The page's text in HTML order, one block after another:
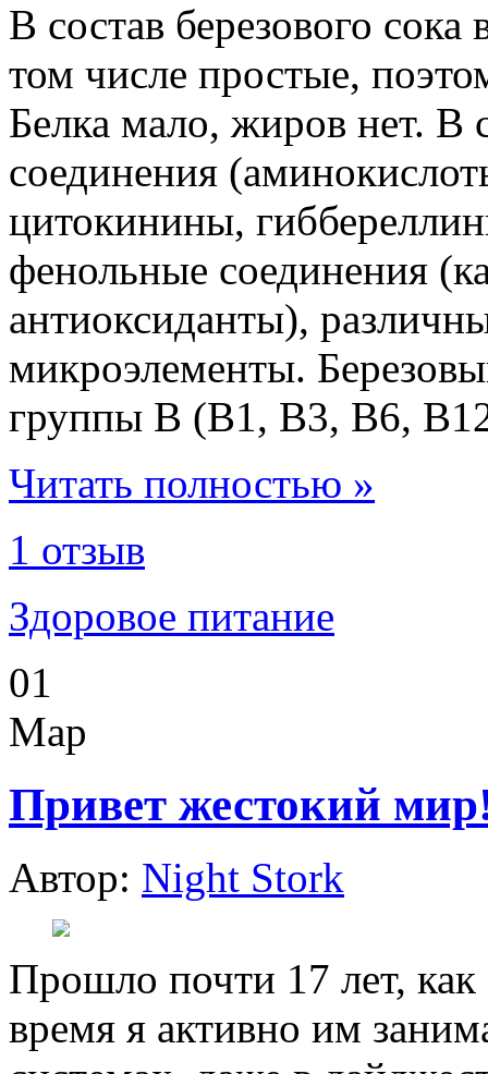
В состав березового
том числе простые,
Белка мало, жиров нет. В
соединения
цитокинины,
фенольные соединения
антиоксиданты),
микроэлементы.
группы В (В1, В3, В6,
Читать полностью »
1 отзыв
Здоровое питание
01
Мар
Привет жестокий
Автор: Night Stork
Прошло почти 17 лет, как
время я активно им